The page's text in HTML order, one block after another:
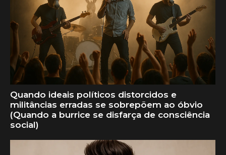
Quando ideais políticos distorcidos e
militâncias erradas se sobrepõem ao óbvio
(Quando a burrice se disfarça de consciência
social)